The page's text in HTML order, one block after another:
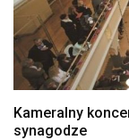
Kameralny
synagodze